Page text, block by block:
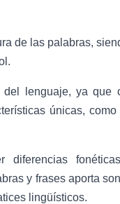
de las palabras,
lenguaje, ya que
únicas,
diferencias
y frases aporta
lingüísticos.